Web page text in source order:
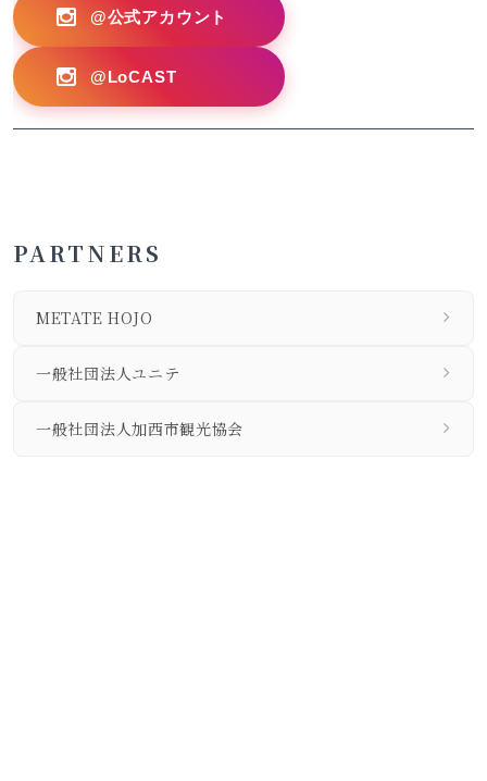
@公式アカウント
@LoCAST
PARTNERS
METATE HOJO
一般社団法人ユニテ
一般社団法人加西市観光協会